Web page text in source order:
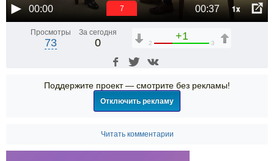
00:00 00:37 1x
6
Просмотры
73
За сегодня
0
+1
2 3
Поддержите проект — смотрите без рекламы!
Отключить рекламу
Читать комментарии